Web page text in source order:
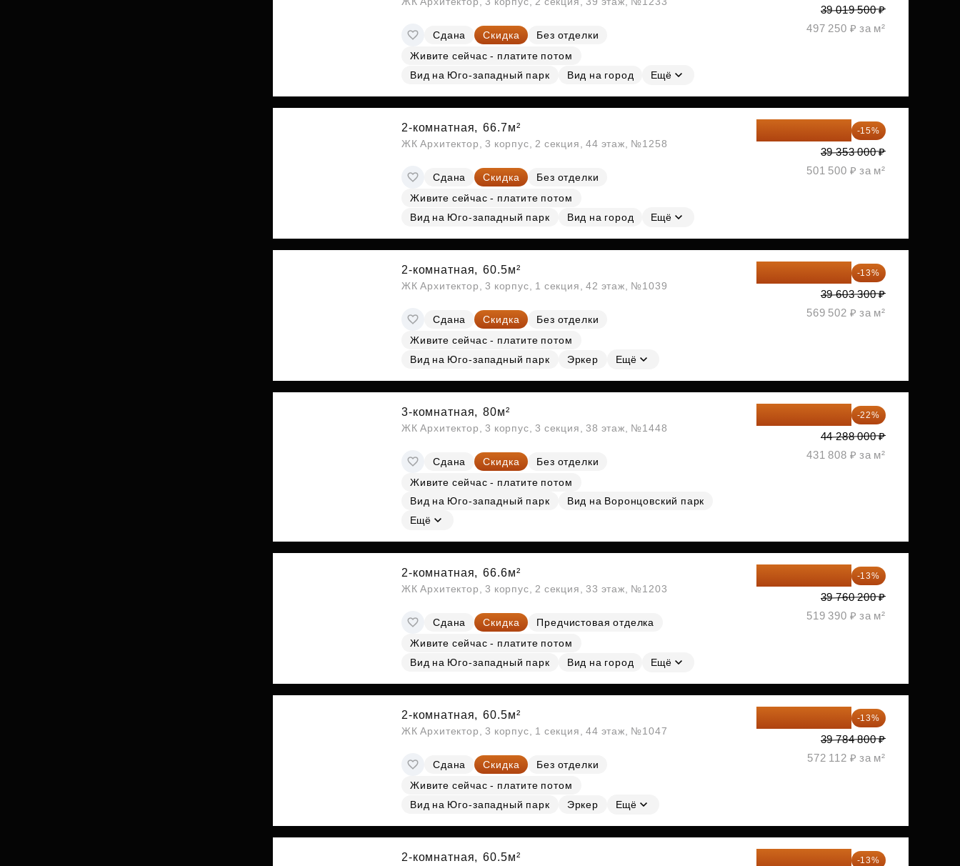
Сдана Скидка
Без отделки
Живите сейчас - платите потом
Вид на Юго-западный парк
Вид на город Ещё
39 019 500 ₽
497 250 ₽ за м²
2-комнатная, 66.7м²
ЖК Архитектор, 3 корпус, 2 секция, 44 этаж, №1258
Сдана Скидка
Без отделки
Живите сейчас - платите потом
Вид на Юго-западный парк
Вид на город Ещё
-15%
39 353 000 ₽
501 500 ₽ за м²
2-комнатная, 60.5м²
ЖК Архитектор, 3 корпус, 1 секция, 42 этаж, №1039
Сдана Скидка
Без отделки
Живите сейчас - платите потом
Вид на Юго-западный парк
Эркер Ещё
-13%
39 603 300 ₽
569 502 ₽ за м²
3-комнатная, 80м²
ЖК Архитектор, 3 корпус, 3 секция, 38 этаж, №1448
Сдана Скидка
Без отделки
Живите сейчас - платите потом
Вид на Юго-западный парк
Вид на Воронцовский парк
Ещё
-22%
44 288 000 ₽
431 808 ₽ за м²
2-комнатная, 66.6м²
ЖК Архитектор, 3 корпус, 2 секция, 33 этаж, №1203
Сдана Скидка
Предчистовая отделка
Живите сейчас - платите потом
Вид на Юго-западный парк
Вид на город Ещё
-13%
39 760 200 ₽
519 390 ₽ за м²
2-комнатная, 60.5м²
ЖК Архитектор, 3 корпус, 1 секция, 44 этаж, №1047
Сдана Скидка
Без отделки
Живите сейчас - платите потом
Вид на Юго-западный парк
Эркер Ещё
-13%
39 784 800 ₽
572 112 ₽ за м²
2-комнатная, 60.5м² -13%